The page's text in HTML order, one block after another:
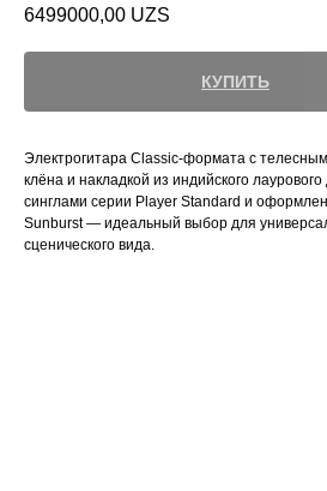
6499000,00 UZS
КУПИТЬ
Электрогитара Classic-формата с
клёна и накладкой из индийского
синглами серии Player Standard и
Sunburst — идеальный выбор для
сценического вида.